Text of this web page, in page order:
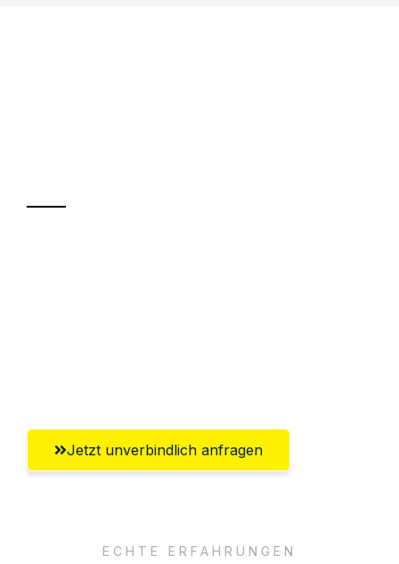
Jetzt unverbindlich anfragen
ECHTE ERFAHRUNGEN